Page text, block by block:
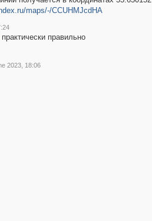
maps/-/CCUHMJcdHA
правильно
2023, 18:06